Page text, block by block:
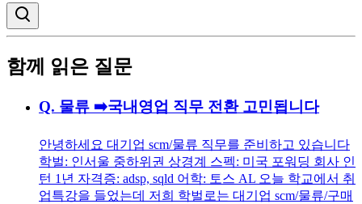
함께 읽은 질문
Q. 물류 ➡️국내영업 직무 전환 고민됩니다
안녕하세요 대기업 scm/물류 직무를 준비하고 있습니다
학벌: 인서울 중하위권 상경계 스펙: 미국 포워딩 회사 인
턴 1년 자격증: adsp, sqld 어학: 토스 AL 오늘 학교에서 취
업특강을 들었는데 저희 학벌로는 대기업 scm/물류/구매